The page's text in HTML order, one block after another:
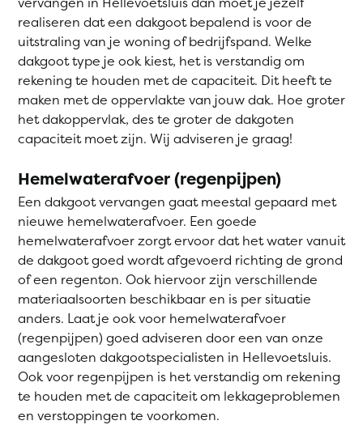
realiseren dat een dakgoot bepalend is voor de
uitstraling van je woning of bedrijfspand. Welke
dakgoot type je ook kiest, het is verstandig om
rekening te houden met de capaciteit. Dit heeft te
maken met de oppervlakte van jouw dak. Hoe groter
het dakoppervlak, des te groter de dakgoten
capaciteit moet zijn. Wij adviseren je graag!
Hemelwaterafvoer (regenpijpen)
Een dakgoot vervangen gaat meestal gepaard met
nieuwe hemelwaterafvoer. Een goede
hemelwaterafvoer zorgt ervoor dat het water vanuit
de dakgoot goed wordt afgevoerd richting de grond
of een regenton. Ook hiervoor zijn verschillende
materiaalsoorten beschikbaar en is per situatie
anders. Laat je ook voor hemelwaterafvoer
(regenpijpen) goed adviseren door een van onze
aangesloten dakgootspecialisten in Hellevoetsluis.
Ook voor regenpijpen is het verstandig om rekening
te houden met de capaciteit om lekkageproblemen
en verstoppingen te voorkomen.